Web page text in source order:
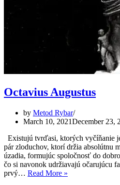
Octavius Augustus
by Metod Rybar
March 10, 2021December 23,
Existujú tvrďasi, ktorých vyčíňanie
pár zloduchov, ktorí držia absolútnu
úzadia, formujúc spoločnosť do
čo si navonok udržiavajú očarujúcu
prvý… Read More »